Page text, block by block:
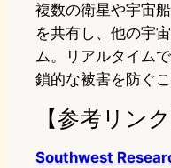
複数の衛星や宇宙
を共有し、他の宇
ム。リアルタイム
鎖的な被害を防ぐ
【参考リンク
Southwest